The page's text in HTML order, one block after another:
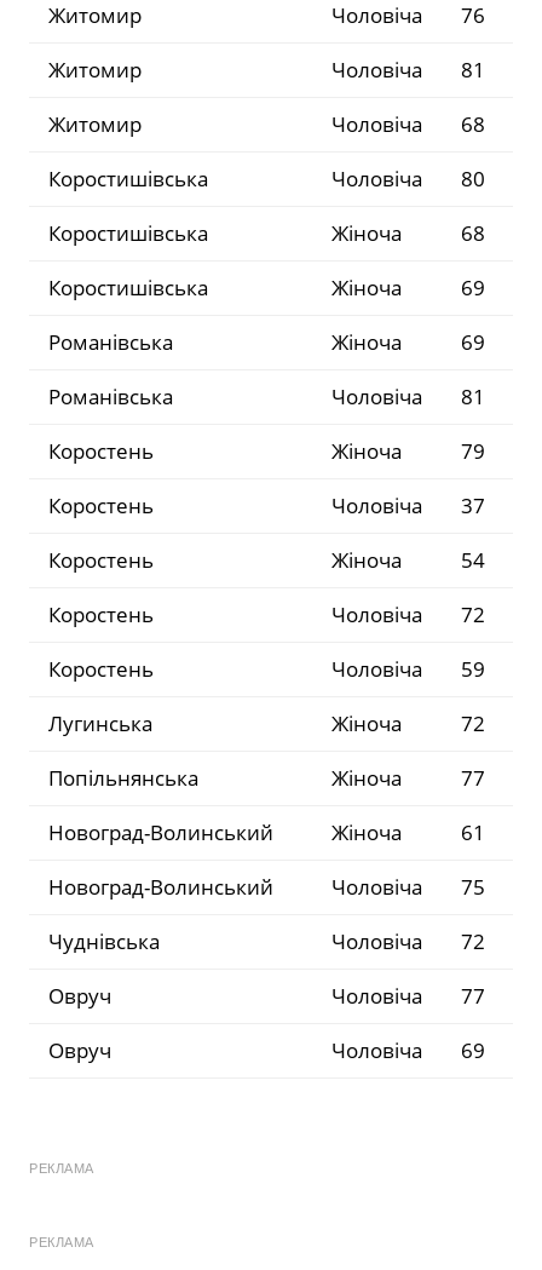
Житомир
Чоловіча
76
Житомир
Чоловіча
81
Житомир
Чоловіча
68
Коростишівська
Чоловіча
80
Коростишівська
Жіноча
68
Коростишівська
Жіноча
69
Романівська
Жіноча
69
Романівська
Чоловіча
81
Коростень
Жіноча
79
Коростень
Чоловіча
37
Коростень
Жіноча
54
Коростень
Чоловіча
72
Коростень
Чоловіча
59
Лугинська
Жіноча
72
Попільнянська
Жіноча
77
Новоград-Волинський
Жіноча
61
Новоград-Волинський
Чоловіча
75
Чуднівська
Чоловіча
72
Овруч
Чоловіча
77
Овруч
Чоловіча 69
РЕКЛАМА
РЕКЛАМА